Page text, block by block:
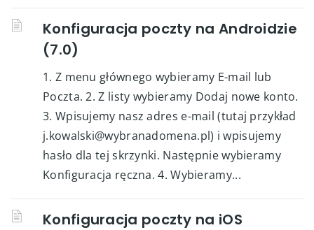
Konfiguracja poczty na Androidzie
(7.0)
1. Z menu głównego wybieramy E-mail lub
Poczta. 2. Z listy wybieramy Dodaj nowe konto.
3. Wpisujemy nasz adres e-mail (tutaj przykład
j.kowalski@wybranadomena.pl) i wpisujemy
hasło dla tej skrzynki. Następnie wybieramy
Konfiguracja ręczna. 4. Wybieramy...
Konfiguracja poczty na iOS